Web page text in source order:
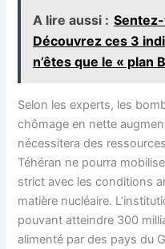
A lire aussi :
Découvrez ces 3
n’êtes que le « plan
Selon les experts, les
chômage en nette
nécessitera des
Téhéran ne pourra
strict avec les conditions
matière nucléaire.
pouvant atteindre 300
alimenté par des pays du